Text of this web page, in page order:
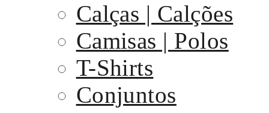
Calças | Calções
Camisas | Polos
T-Shirts
Conjuntos